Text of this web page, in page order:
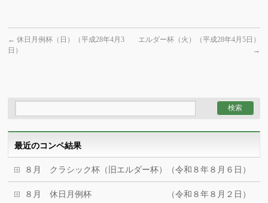
← 休日月例杯（日）（平成28年4月3
日）
エルダー杯（火）（平成28年4月5日）
→
最近のコンペ結果
８月 クラシック杯（旧エルダー杯）（令和８年８月６日）
８月 休日月例杯 （令和８年８月２日）